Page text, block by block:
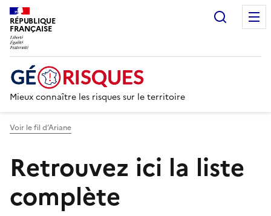
RÉPUBLIQUE
FRANÇAISE
Mieux connaître les risques sur le territoire
Voir le fil d’Ariane
Retrouvez ici la liste
complète